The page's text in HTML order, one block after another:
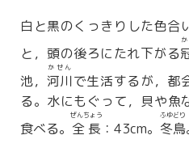
白と黒のくっきりした色合
と，頭の後ろにたれ下がる
池， 河川
かせん
で生活するが，都
る。水にもぐって，貝や魚
食べる。 全長
ぜんちょう
：43cm。 冬鳥
ふゆどり